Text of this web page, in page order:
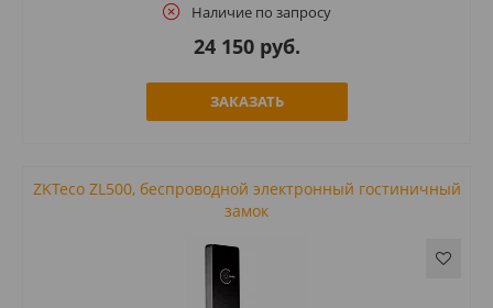
Наличие по запросу
24 150 руб.
ЗАКАЗАТЬ
ZKTeco ZL500, беспроводной электронный гостиничный
замок